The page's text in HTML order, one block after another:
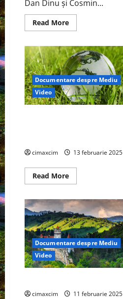
Dan Dinu și Cosmin...
Read MoreRead
more
România
Sălbatică
Documentare despre Mediu
Video
cimaxcim 13 februarie 2025
Read MoreRead
more
mediului
și
utilizarea
sustenabilă
a
resurselor
naturale
Documentare despre Mediu
Video
cimaxcim 11 februarie 2025